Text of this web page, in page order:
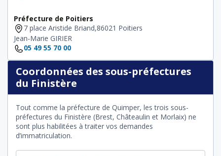
Préfecture de Poitiers
7 place Aristide Briand,86021 Poitiers
Jean-Marie GIRIER
05 49 55 70 00
Coordonnées des sous-préfectures
du Finistère
Tout comme la préfecture de Quimper, les trois sous-
préfectures du Finistère (Brest, Châteaulin et Morlaix) ne
sont plus habilitées à traiter vos demandes
d’immatriculation.